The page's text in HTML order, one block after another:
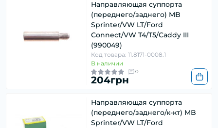
Направляющая суппорта
(переднего/заднего) MB
Sprinter/VW LT/Ford
Connect/VW T4/T5/Caddy III
(990049)
Код товара: 11.8171-0008.1
В наличии
0
204грн
Направляющая суппорта
(переднего/заднего/к-кт) MB
Sprinter/VW LT/Ford